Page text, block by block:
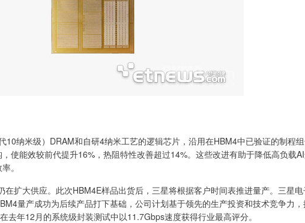
纳米级）DRAM和自研4纳米工艺的逻辑芯片，沿用在HBM4中已验证的制程组
使能效较前代提升16%，热阻特性改善超过14%。这些改进有助于降低高负载
。
扩大供应。此次HBM4E样品出货后，三星将根据客户时间表推进量产。三星
量产成功为后续产品打下基础，公司计划基于领先的生产投资和技术竞争力，
去年12月的系统级封装测试中以11.7Gbps速度获得行业最高评分。